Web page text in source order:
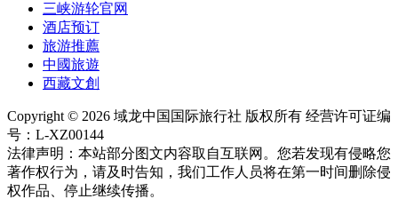
三峡游轮官网
酒店预订
旅游推薦
中國旅遊
西藏文創
Copyright © 2026 域龙中国国际旅行社 版权所有 经营许可证编
号：L-XZ00144
法律声明：本站部分图文内容取自互联网。您若发现有侵略您
著作权行为，请及时告知，我们工作人员将在第一时间删除侵
权作品、停止继续传播。